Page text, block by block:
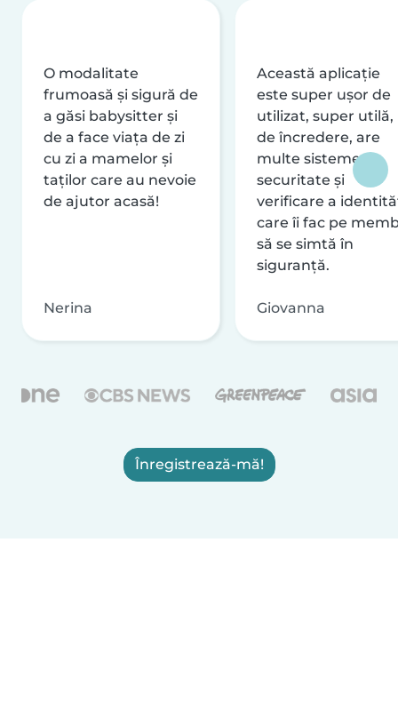
O modalitate
frumoasă și sigură de
a găsi babysitter și
de a face viața de zi
cu zi a mamelor și
taților care au nevoie
de ajutor acasă!
Nerina
Această aplicație
este super ușor de
utilizat, super utilă,
de încredere, are
multe sisteme de
securitate și
verificare a
care îi fac pe
să se simtă în
siguranță.
Giovanna
Înregistrează-mă!